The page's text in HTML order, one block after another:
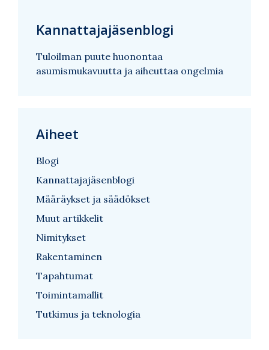
Kannattajajäsenblogi
Tuloilman puute huonontaa
asumismukavuutta ja aiheuttaa ongelmia
Aiheet
Blogi
Kannattajajäsenblogi
Määräykset ja säädökset
Muut artikkelit
Nimitykset
Rakentaminen
Tapahtumat
Toimintamallit
Tutkimus ja teknologia